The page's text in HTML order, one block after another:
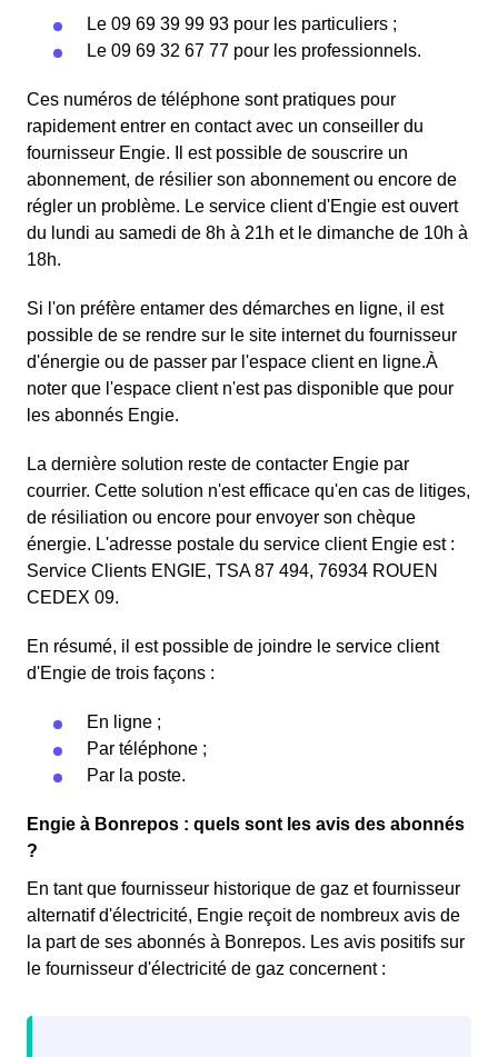
Le 09 69 39 99 93 pour les particuliers ;
Le 09 69 32 67 77 pour les professionnels.
Ces numéros de téléphone sont pratiques pour
rapidement entrer en contact avec un conseiller du
fournisseur Engie. Il est possible de souscrire un
abonnement, de résilier son abonnement ou encore de
régler un problème. Le service client d'Engie est ouvert
du lundi au samedi de 8h à 21h et le dimanche de 10h à
18h.
Si l'on préfère entamer des démarches en ligne, il est
possible de se rendre sur le site internet du fournisseur
d'énergie ou de passer par l'espace client en ligne.À
noter que l'espace client n'est pas disponible que pour
les abonnés Engie.
La dernière solution reste de contacter Engie par
courrier. Cette solution n'est efficace qu'en cas de litiges,
de résiliation ou encore pour envoyer son chèque
énergie. L'adresse postale du service client Engie est :
Service Clients ENGIE, TSA 87 494, 76934 ROUEN
CEDEX 09.
En résumé, il est possible de joindre le service client
d'Engie de trois façons :
En ligne ;
Par téléphone ;
Par la poste.
Engie à Bonrepos : quels sont les avis des abonnés
?
En tant que fournisseur historique de gaz et fournisseur
alternatif d'électricité, Engie reçoit de nombreux avis de
la part de ses abonnés à Bonrepos. Les avis positifs sur
le fournisseur d'électricité de gaz concernent :